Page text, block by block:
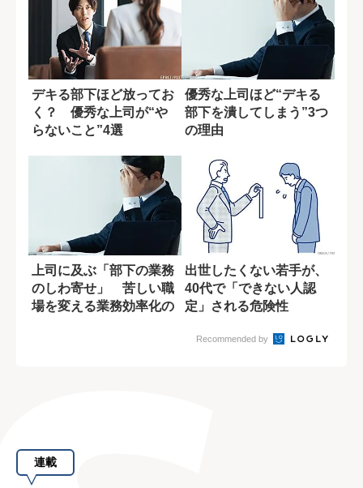
デキる部下ほど放ってお
く？ 優秀な上司が“や
らないこと”4選
優秀な上司ほど“デキる
部下を潰してしまう”3つ
の理由
上司に及ぶ「部下の業務
のしわ寄せ」 苦しい職
場を変える業務効率化の
出世したくない若手が、
40代で「できない人認
定」される危険性
Recommended by
連載